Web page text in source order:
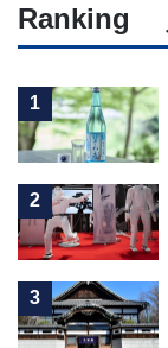
Ranking
1
2
3